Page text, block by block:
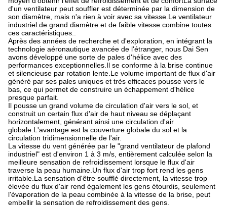
d'un ventilateur peut souffler est déterminée par la dimension de
son diamètre, mais n'a rien à voir avec sa vitesse.Le ventilateur
industriel de grand diamètre et de faible vitesse combine toutes
ces caractéristiques..
Après des années de recherche et d'exploration, en intégrant la
technologie aéronautique avancée de l'étranger, nous Dai Sen
avons développé une sorte de pales d'hélice avec des
performances exceptionnelles.Il se conforme à la brise continue
et silencieuse par rotation lente.Le volume important de flux d'air
généré par ses pales uniques et très efficaces pousse vers le
bas, ce qui permet de construire un échappement d'hélice
presque parfait.
Il pousse un grand volume de circulation d'air vers le sol, et
construit un certain flux d'air de haut niveau se déplaçant
horizontalement, générant ainsi une circulation d'air
globale.L'avantage est la couverture globale du sol et la
circulation tridimensionnelle de l'air.
La vitesse du vent générée par le "grand ventilateur de plafond
industriel" est d'environ 1 à 3 m/s, entièrement calculée selon la
meilleure sensation de refroidissement lorsque le flux d'air
traverse la peau humaine.Un flux d'air trop fort rend les gens
irritable.La sensation d'être soufflé directement, la vitesse trop
élevée du flux d'air rend également les gens étourdis, seulement
l'évaporation de la peau combinée à la vitesse de la brise, peut
embellir la sensation de refroidissement des gens.